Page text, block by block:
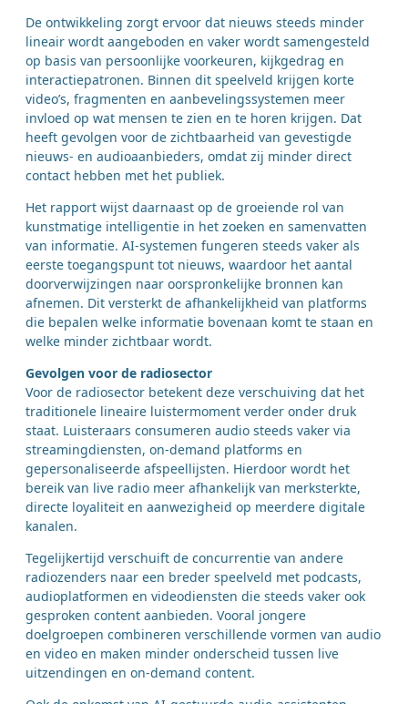
De ontwikkeling zorgt ervoor dat nieuws steeds minder
lineair wordt aangeboden en vaker wordt samengesteld
op basis van persoonlijke voorkeuren, kijkgedrag en
interactiepatronen. Binnen dit speelveld krijgen korte
video’s, fragmenten en aanbevelingssystemen meer
invloed op wat mensen te zien en te horen krijgen. Dat
heeft gevolgen voor de zichtbaarheid van gevestigde
nieuws- en audioaanbieders, omdat zij minder direct
contact hebben met het publiek.
Het rapport wijst daarnaast op de groeiende rol van
kunstmatige intelligentie in het zoeken en samenvatten
van informatie. AI-systemen fungeren steeds vaker als
eerste toegangspunt tot nieuws, waardoor het aantal
doorverwijzingen naar oorspronkelijke bronnen kan
afnemen. Dit versterkt de afhankelijkheid van platforms
die bepalen welke informatie bovenaan komt te staan en
welke minder zichtbaar wordt.
Gevolgen voor de radiosector
Voor de radiosector betekent deze verschuiving dat het
traditionele lineaire luistermoment verder onder druk
staat. Luisteraars consumeren audio steeds vaker via
streamingdiensten, on-demand platforms en
gepersonaliseerde afspeellijsten. Hierdoor wordt het
bereik van live radio meer afhankelijk van merksterkte,
directe loyaliteit en aanwezigheid op meerdere digitale
kanalen.
Tegelijkertijd verschuift de concurrentie van andere
radiozenders naar een breder speelveld met podcasts,
audioplatformen en videodiensten die steeds vaker ook
gesproken content aanbieden. Vooral jongere
doelgroepen combineren verschillende vormen van audio
en video en maken minder onderscheid tussen live
uitzendingen en on-demand content.